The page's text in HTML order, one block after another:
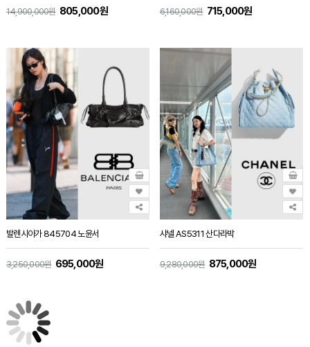
14,900,000원 805,000원 6,160,000원 715,000원
발렌시아가 845704 노윤서
3,250,000원 695,000원
샤넬 AS5311 산다라박
9,280,000원 875,000원